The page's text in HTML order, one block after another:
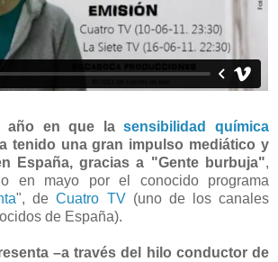
año en que lasensibilidad química
tenido una gran impulso mediático y
España, gracias a "Gente burbuja",
en mayo por el conocido programa
", deCuatro TV(uno de los canales
de España).
–a través del hilo conductor de